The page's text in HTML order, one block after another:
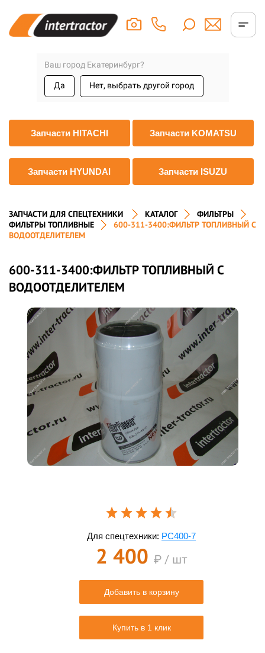
Ваш город Екатеринбург?
Да Нет, выбрать другой город
Запчасти HITACHI Запчасти KOMATSU
Запчасти HYUNDAI Запчасти ISUZU
ЗАПЧАСТИ ДЛЯ СПЕЦТЕХНИКИ КАТАЛОГ
ФИЛЬТРЫ
ФИЛЬТРЫ ТОПЛИВНЫЕ
600-311-3400:ФИЛЬТР ТОПЛИВНЫЙ C
ВОДООТДЕЛИТЕЛЕМ
600-311-3400:ФИЛЬТР ТОПЛИВНЫЙ C
ВОДООТДЕЛИТЕЛЕМ
Для спецтехники: PC400-7
2 400 ₽ / шт
Добавить в корзину
Купить в 1 клик